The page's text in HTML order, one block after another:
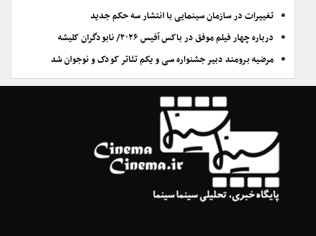
تغییرات در سازمان سینمایی با انتشار سه حکم جدید
درباره چهار فیلم موفق در باکس آفیس ۲۰۲۶/ نابودگران کلیشه
مرضیه برومند دبیر جشنواره سی و یکم تئاتر کودک و نوجوان شد